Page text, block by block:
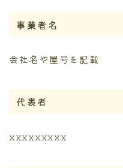
事業者名
会社名や屋号を記載
代表者
xxxxxxxxx